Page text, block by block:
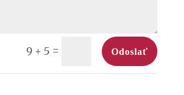
9 + 5 = Odoslať